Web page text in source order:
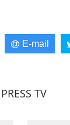
E-mail
TV